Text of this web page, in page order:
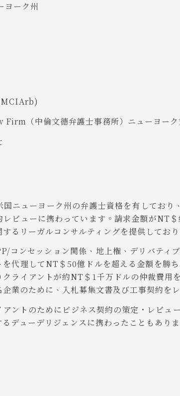
ヨーク州
（中倫文德弁護士事務所）ニューヨーク
国ニューヨーク州の弁護士資格を有してお
レビューに携わっています。請求金額がNT
るリーガルコンサルティングを提供してお
コンセッション関係、地上権、デリバテ
代理してNT＄50億ドルを超える金額を勝
ライアントが約NT＄1千万ドルの仲裁費
業のために、入札募集文書及び工事契約を
ントのためにビジネス契約の策定・レビ
デューデリジェンスに携わったこともありま